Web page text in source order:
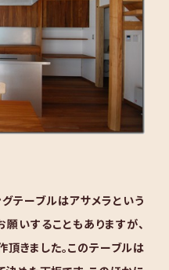
テーブルはアサメラという
いすることもありますが、
きました。このテーブルは